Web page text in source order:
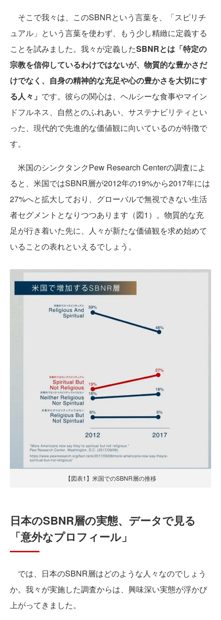
そこで我々は、このSBNRという言葉を、「スピリチ
ュアル」という言葉を使わず、もう少し精緻に定義する
ことを試みました。我々が定義したSBNRとは「特定の
宗教を信仰しているわけではないが、物質的な豊かさだ
けでなく、自身の精神的な充足や心の豊かさを大切にす
る人々」 です。彼らの関心は、ヘルシーな食事やマイン
ドフルネス、自然とのふれあい、サステナビリティとい
った、現代的で先進的な価値観に向いているのが特徴で
す。
米国のシンクタンクPew Research Centerの調査によ
ると、米国ではSBNR層が2012年の19%から2017年には
27%へと拡大しており、グローバルで無視できない生活
者セグメントとなりつつあります（図1）。物質的な充
足が行き着いた先に、人々が新たな価値観を求め始めて
いることの表れといえるでしょう。
【図表1】米国でのSBNR層の推移
日本のSBNR層の実態、データで見る
「意外なプロフィール」
では、日本のSBNR層はどのような人々なのでしょう
か。我々が実施した調査からは、興味深い実態が浮かび
上がってきました。